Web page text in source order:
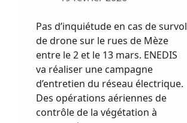
Pas d’inquiétude en cas de survol
de drone sur le rues de Mèze
entre le 2 et le 13 mars. ENEDIS
va réaliser une campagne
d’entretien du réseau électrique.
Des opérations aériennes de
contrôle de la végétation à